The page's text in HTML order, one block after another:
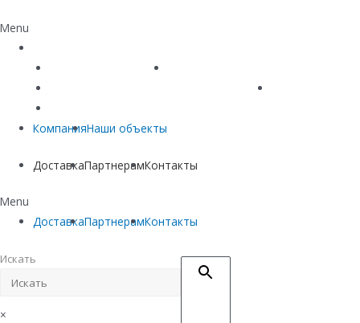
Menu
Линейный водоотвод
Материалы защиты и укрепления грунта
КомпанияНаши объекты
ДоставкаПартнерамКонтакты
Menu
ДоставкаПартнерамКонтакты
Искать
×